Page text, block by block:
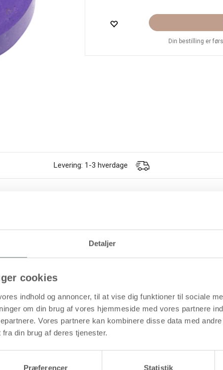
Detaljer
cookies
indhold og annoncer, til at vise dig funktioner til sociale
om din brug af vores hjemmeside med vores partnere
Vores partnere kan kombinere disse data med
din brug af deres tjenester.
Præferencer Statistik
Din bestilling er
Levering: 1-3 hverdage
og med fint pigmentindhold
og spar